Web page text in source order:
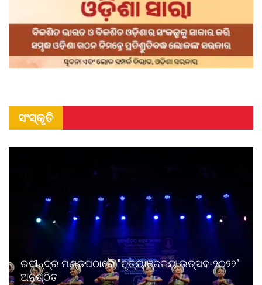
ସଂସ୍କୃତି
ରବୀନ୍ଦ୍ର ମଣ୍ଡପଠାରେ "ନୃତ୍ୟାଞ୍ଜଳୟ ଉତ୍ସବ-୨୦୨୨"
ଅନୁଷ୍ଠିତ